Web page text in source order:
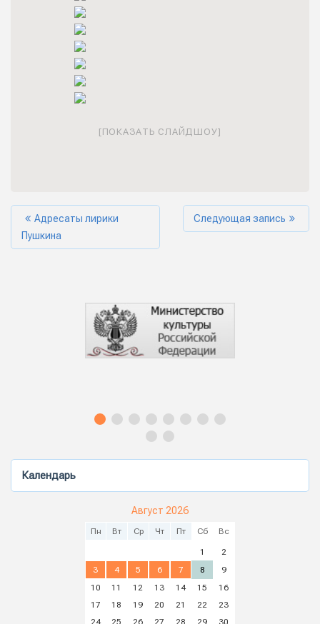
Календарь
Август 2026
Пн Вт Ср Чт Пт Сб Вс
1
2
3
4 5 6 7 8
9
10
11 12 13 14 15
16
17
18 19 20 21 22
23
24
25 26 27 28 29 30
[ПОКАЗАТЬ СЛАЙДШОУ]
Адресаты лирики
Пушкина
Следующая запись